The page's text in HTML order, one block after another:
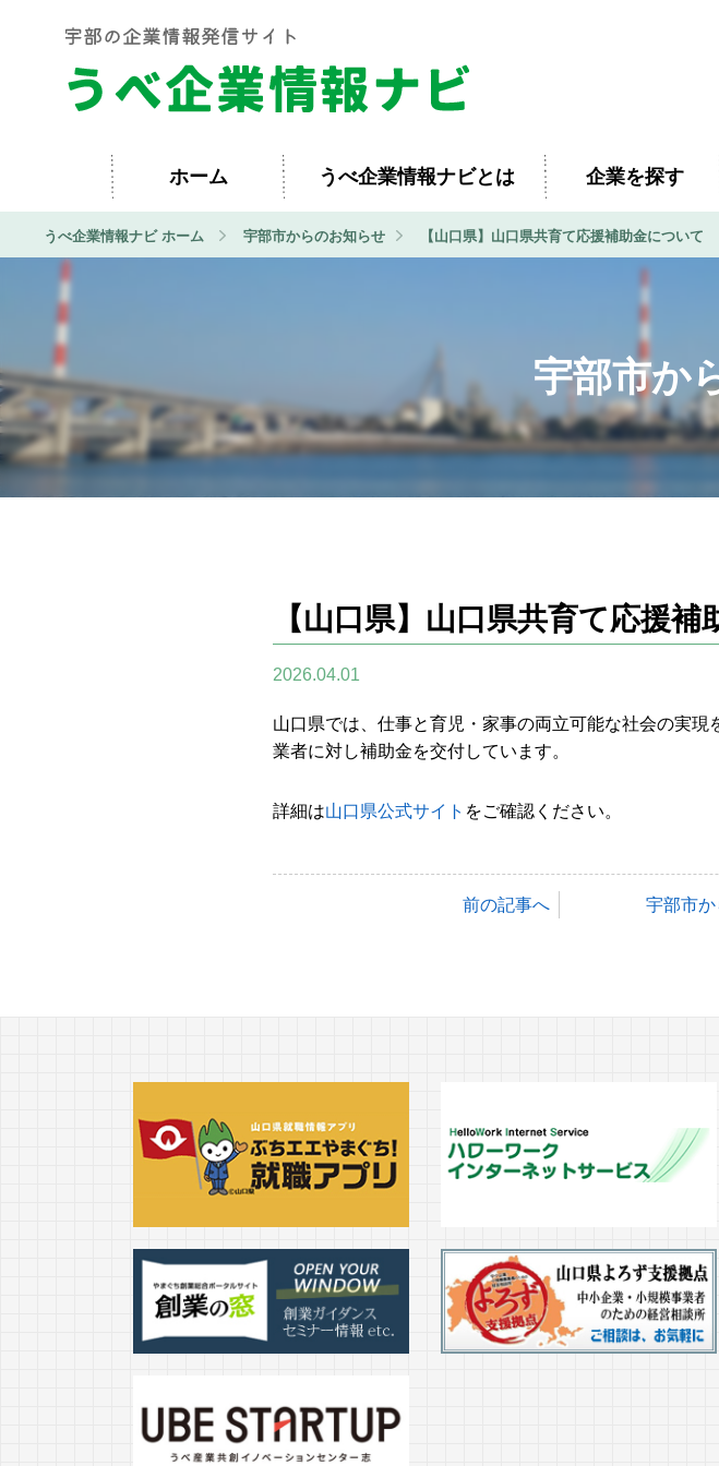
ホーム うべ企業情報ナビとは 企業を探す
うべ企業情報ナビ ホーム 宇部市からのお知らせ 【山口県】山口県共育て応援補助金について
宇部市か
【山口県】山口県共育て応援補
2026.04.01
山口県では、仕事と育児・家事の両立可能な社会の実
業者に対し補助金を交付しています。
詳細は山口県公式サイト をご確認ください。
前の記事へ 宇部市